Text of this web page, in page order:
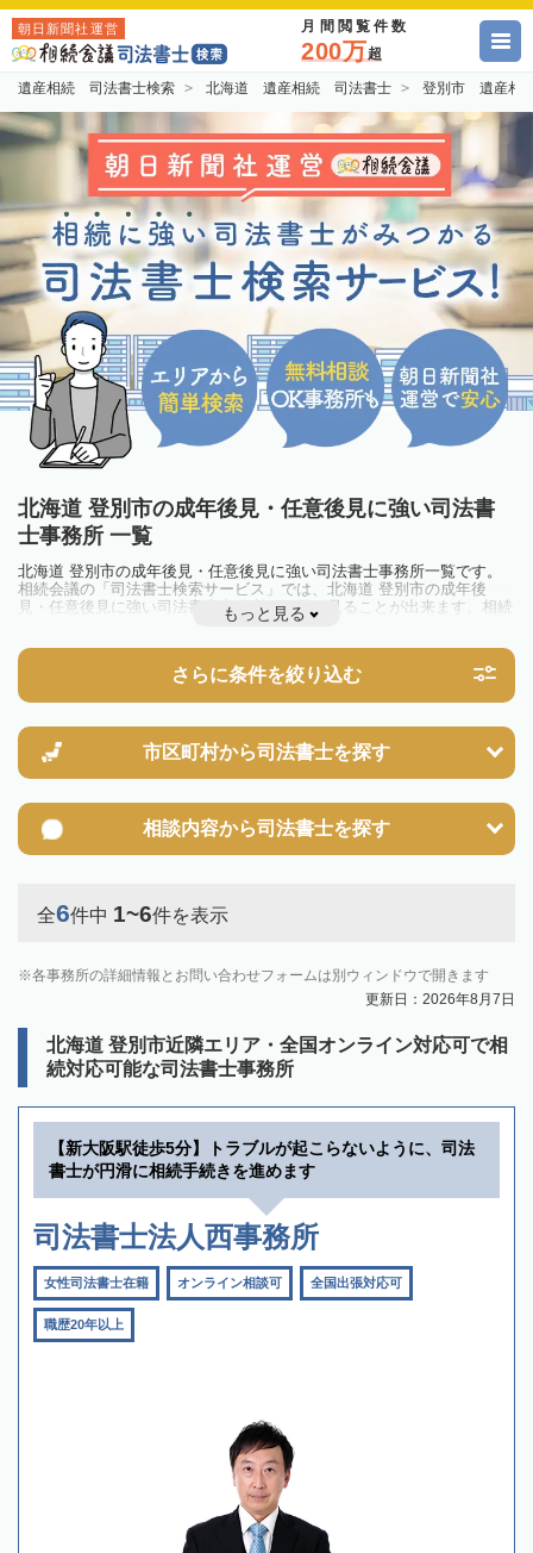
朝日新聞社運営 月間閲覧件数
200万超
遺産相続 司法書士検索 北海道 遺産相続 司法書士 登別市 遺産相
北海道 登別市の成年後見・任意後見に強い司法書
士事務所 一覧
北海道 登別市の成年後見・任意後見に強い司法書士事務所一覧です。
相続会議の「司法書士検索サービス」では、北海道 登別市の成年後
見・任意後見に強い司法書士事務所を一覧で見ることが出来ます。相続
のトラブルやお悩みを抱えている方は一度近隣の司法書士に相談してみ
もっと見る
さらに条件を絞り込む
市区町村から司法書士を探す
相談内容から司法書士を探す
全6件中 1~6件を表示
各事務所の詳細情報とお問い合わせフォームは別ウィンドウで開きます
更新日：2026年8月7日
北海道 登別市近隣エリア・全国オンライン対応可で相
続対応可能な司法書士事務所
【新大阪駅徒歩5分】トラブルが起こらないように、司法
書士が円滑に相続手続きを進めます
司法書士法人西事務所
女性司法書士在籍 オンライン相談可 全国出張対応可
職歴20年以上